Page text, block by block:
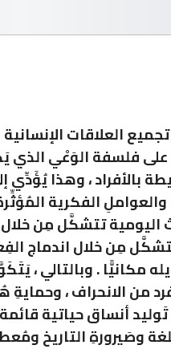
العلاقات
على فلسفة الوَعْي
بالأفراد ، وهذا يُؤَدِّي
الفكرية
اليومية تتشكَّل مِن
مِن خلال اندماج
مكانيًّا . وبالتالي ،
من الانحراف ، وحمايةِ
أنساق حياتية
وصَيرورةِ التاريخ